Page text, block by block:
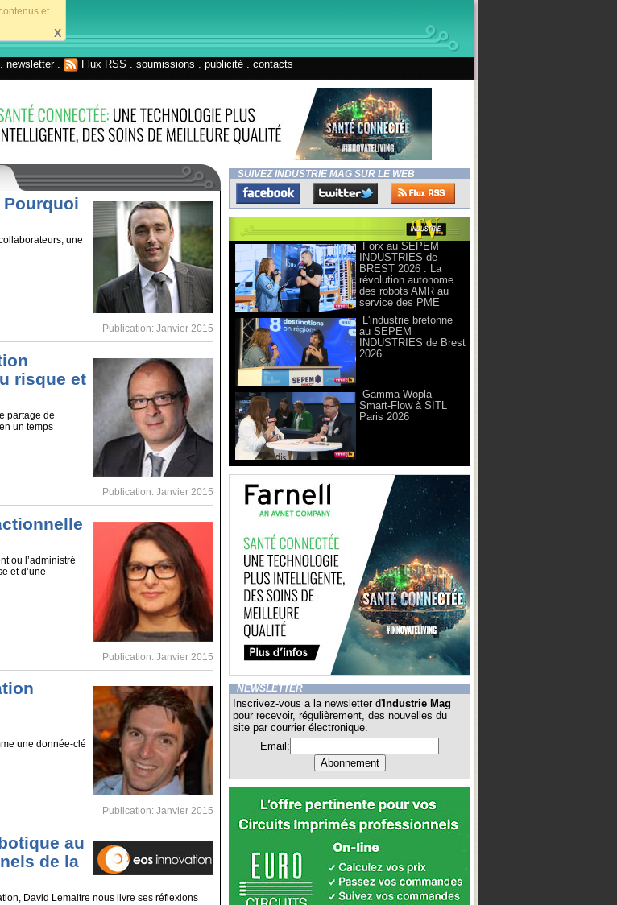
et
X
newsletter. Flux RSS soumissions publicité contacts
une
Publication: Janvier 2015
risque et
partage de
un temps
Publication: Janvier 2015
ou l’administré
et d’une
Publication: Janvier 2015
une donnée-clé
Publication: Janvier 2015
au
de la
David Lemaitre nous livre ses réflexions
SUIVEZ INDUSTRIE MAG SUR LE WEB
Forx au SEPEM
INDUSTRIES de
BREST 2026 : La
révolution autonome
des robots AMR au
service des PME
L'industrie bretonne
au SEPEM
INDUSTRIES de Brest
2026
Gamma Wopla
Smart-Flow à SITL
Paris 2026
NEWSLETTER
Inscrivez-vous a la newsletter d' Industrie Mag
pour recevoir, régulièrement, des nouvelles du
site par courrier électronique.
Email: